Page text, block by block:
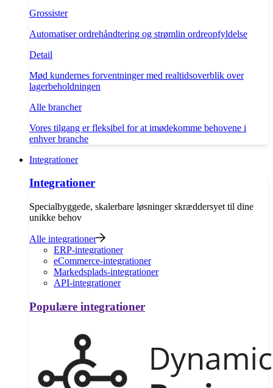
Grossister
Automatiser ordrehåndtering og strømlin ordreopfyldelse
Detail
Mød kundernes forventninger med realtidsoverblik over
lagerbeholdningen
Alle brancher
Vores tilgang er fleksibel for at imødekomme behovene i
enhver branche
Integrationer
Integrationer
Specialbyggede, skalerbare løsninger skræddersyet til dine
unikke behov
Alle integrationer
ERP-integrationer
eCommerce-integrationer
Markedsplads-integrationer
API-integrationer
Populære integrationer